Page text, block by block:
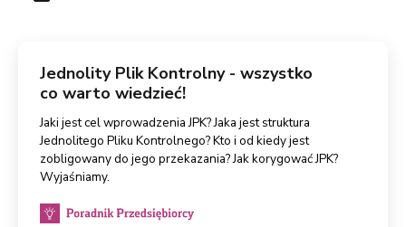
Jednolity Plik Kontrolny - wszystko
co warto wiedzieć!
Jaki jest cel wprowadzenia JPK? Jaka jest struktura
Jednolitego Pliku Kontrolnego? Kto i od kiedy jest
zobligowany do jego przekazania? Jak korygować JPK?
Wyjaśniamy.